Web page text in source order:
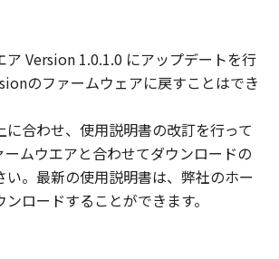
が本契約のいずれかの条項に違
合、本契約は直ちに終了します。
すべての「許諾ソフトウェア」を
ものとします。
性
いかなる条項が無効となった場合
ア Version 1.0.1.0 にアップデートを行
のファームウェアに戻すことはでき
に合わせ、使用説明書の改訂を行って
ームウエアと合わせてダウンロードの
い。最新の使用説明書は、弊社のホー
ロードすることができます。